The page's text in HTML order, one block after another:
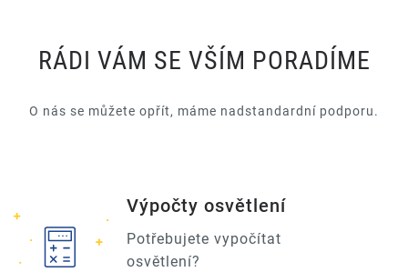
RÁDI VÁM SE VŠÍM PORADÍME
O nás se můžete opřít, máme nadstandardní podporu.
Výpočty osvětlení
Potřebujete vypočítat
osvětlení?